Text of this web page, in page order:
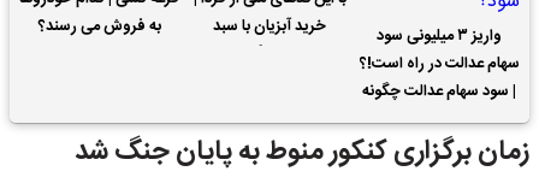
واریز ۳ میلیونی سود
سهام عدالت در راه است!؟
| سود سهام عدالت چگونه
محاسبه می شود؟
خرید آبزیان با سبد
به فروش می رسند؟
زمان برگزاری کنکور منوط به پایان جنگ شد